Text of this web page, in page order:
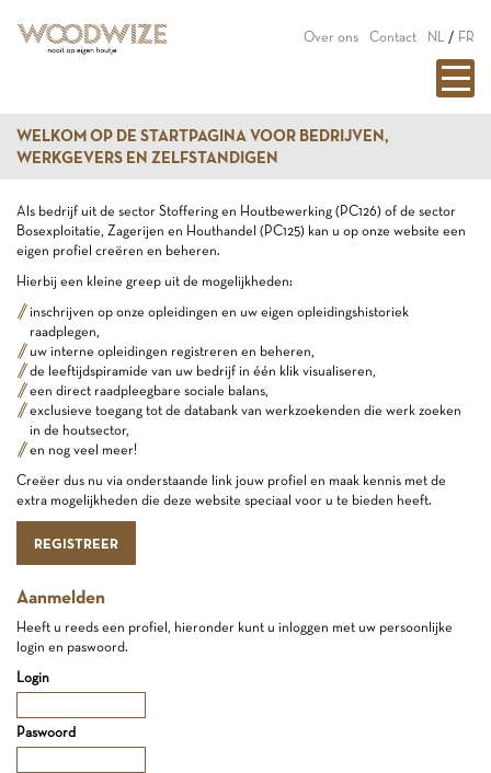
Over ons Contact NL / FR
WELKOM OP DE STARTPAGINA VOOR BEDRIJVEN,
WERKGEVERS EN ZELFSTANDIGEN
Als bedrijf uit de sector Stoffering en Houtbewerking (PC126) of de sector
Bosexploitatie, Zagerijen en Houthandel (PC125) kan u op onze website een
eigen profiel creëren en beheren.
Hierbij een kleine greep uit de mogelijkheden:
inschrijven op onze opleidingen en uw eigen opleidingshistoriek
raadplegen,
uw interne opleidingen registreren en beheren,
de leeftijdspiramide van uw bedrijf in één klik visualiseren,
een direct raadpleegbare sociale balans,
exclusieve toegang tot de databank van werkzoekenden die werk zoeken
in de houtsector,
en nog veel meer!
Creëer dus nu via onderstaande link jouw profiel en maak kennis met de
extra mogelijkheden die deze website speciaal voor u te bieden heeft.
REGISTREER
Aanmelden
Heeft u reeds een profiel, hieronder kunt u inloggen met uw persoonlijke
login en paswoord.
Login
Paswoord